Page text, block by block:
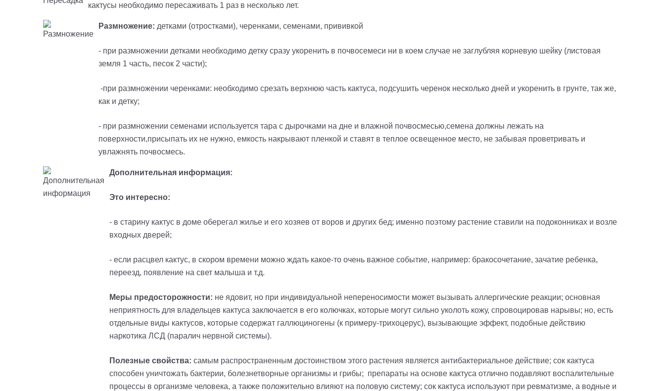
кактусы необходимо пересаживать 1 раз в несколько лет.
Размножение: детками (отростками), черенками, семенами, прививкой
- при размножении детками необходимо детку сразу укоренить в почвосемеси ни в коем случае не заглубляя корневую шейку (листовая
земля 1 часть, песок 2 части);
-при размножении черенками: необходимо срезать верхнюю часть кактуса, подсушить черенок несколько дней и укоренить в грунте, так же,
как и детку;
- при размножении семенами используется тара с дырочками на дне и влажной почвосмесью,семена должны лежать на
поверхности,присыпать их не нужно, емкость накрывают пленкой и ставят в теплое освещенное место, не забывая проветривать и
увлажнять почвосмесь.
Дополнительная информация:
Это интересно:
- в старину кактус в доме оберегал жилье и его хозяев от воров и других бед; именно поэтому растение ставили на подоконниках и возле
входных дверей;
- если расцвел кактус, в скором времени можно ждать какое-то очень важное событие, например: бракосочетание, зачатие ребенка,
переезд, появление на свет малыша и т.д.
Меры предосторожности: не ядовит, но при индивидуальной непереносимости может вызывать аллергические реакции; основная
неприятность для владельцев кактуса заключается в его колючках, которые могут сильно уколоть кожу, спровоцировав нарывы; но, есть
отдельные виды кактусов, которые содержат галлюциногены (к примеру-трихоцерус), вызывающие эффект, подобные действию
наркотика ЛСД (паралич нервной системы).
Полезные свойства: самым распространенным достоинством этого растения является антибактериальное действие; сок кактуса
способен уничтожать бактерии, болезнетворные организмы и грибы; препараты на основе кактуса отлично подавляют воспалительные
процессы в организме человека, а также положительно влияют на половую систему; сок кактуса используют при ревматизме, а водные и